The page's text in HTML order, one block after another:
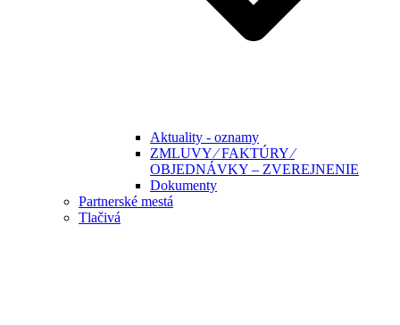
Aktuality - oznamy
ZMLUVY ⁄ FAKTÚRY ⁄
OBJEDNÁVKY – ZVEREJNENIE
Dokumenty
Partnerské mestá
Tlačivá